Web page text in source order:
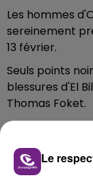
Les hommes
sereinement
13 février.
Seuls points
blessures d'El
Thomas Foket.
FIL
Le